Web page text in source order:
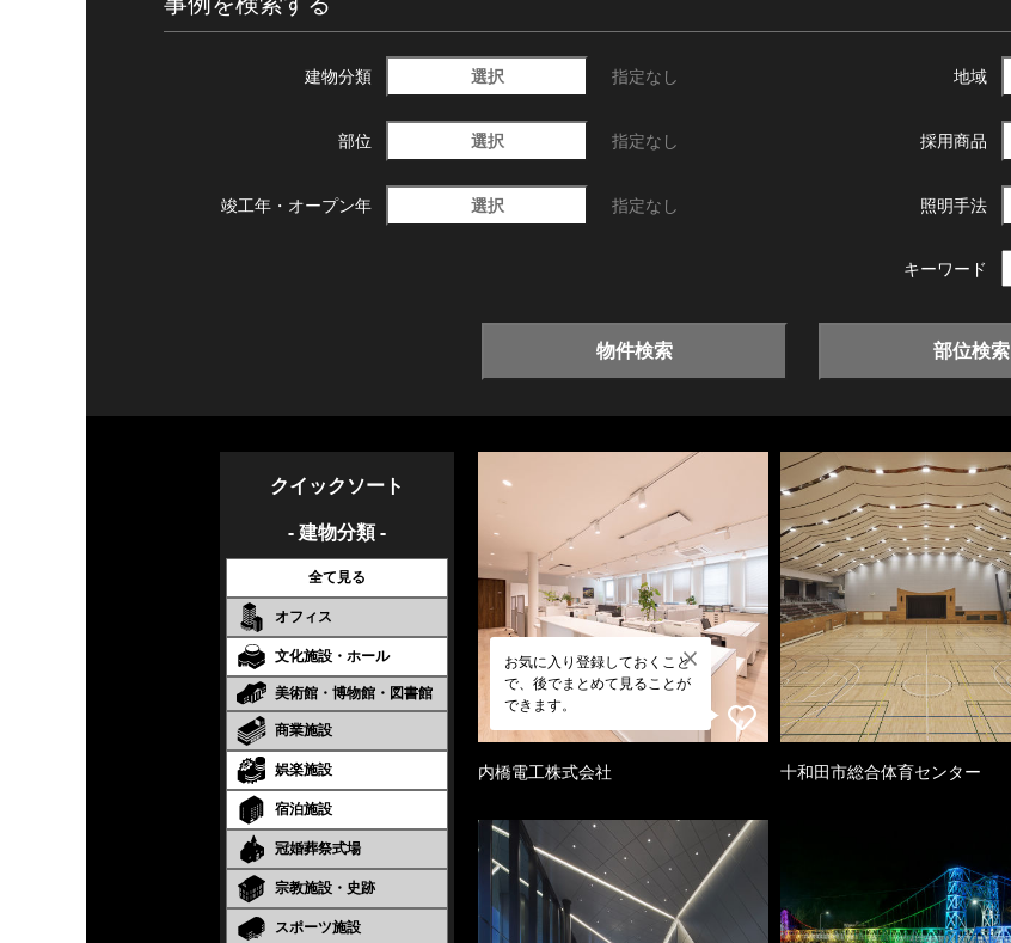
建物分類 選択 指定なし 地域
部位 選択 指定なし 採用商品
竣工年・ オープン年 選択 指定なし 照明手法
キーワード
物件検索 部位検索
クイックソート
- 建物分類 -
全て見る
オフィス
文化施設・ホール
美術館・博物館・図書館
商業施設
娯楽施設
宿泊施設
冠婚葬祭式場
宗教施設・史跡
スポーツ施設
お気に入り登録しておくこと
で、後でまとめて見ることが
できます。
内橋電工株式会社 十和田市総合体育センター